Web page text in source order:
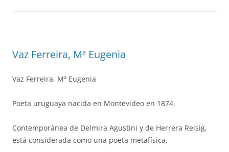
Vaz Ferreira, Mª Eugenia
Vaz Ferreira, Mª Eugenia
Poeta uruguaya nacida en Montevideo en 1874.
Contemporánea de Delmira Agustini y de Herrera Reisig,
está considerada como una poeta metafísica,